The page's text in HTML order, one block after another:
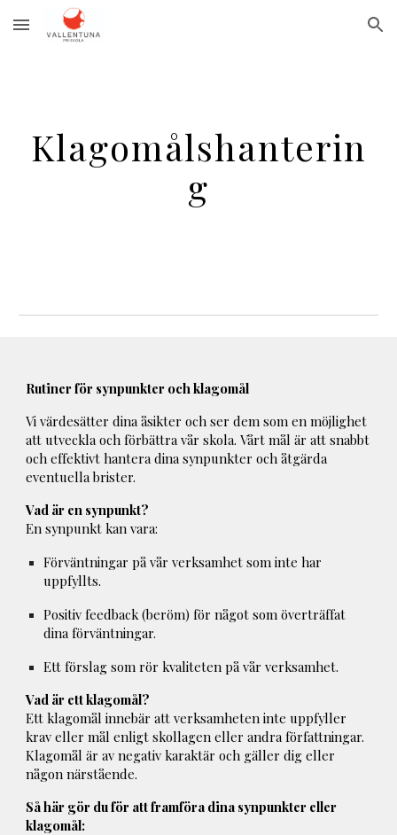
Skip to main content Skip to navigation
Klagomålshanterin
g
Rutiner för synpunkter och klagomål
Vi värdesätter dina åsikter och ser dem som en möjlighet
att utveckla och förbättra vår skola. Vårt mål är att snabbt
och effektivt hantera dina synpunkter och åtgärda
eventuella brister.
Vad är en synpunkt?
En synpunkt kan vara:
Förväntningar på vår verksamhet som inte har
uppfyllts.
Positiv feedback (beröm) för något som överträffat
dina förväntningar.
Ett förslag som rör kvaliteten på vår verksamhet.
Vad är ett klagomål?
Ett klagomål innebär att verksamheten inte uppfyller
krav eller mål enligt skollagen eller andra författningar.
Klagomål är av negativ karaktär och gäller dig eller
någon närstående.
Så här gör du för att framföra dina synpunkter eller
klagomål: